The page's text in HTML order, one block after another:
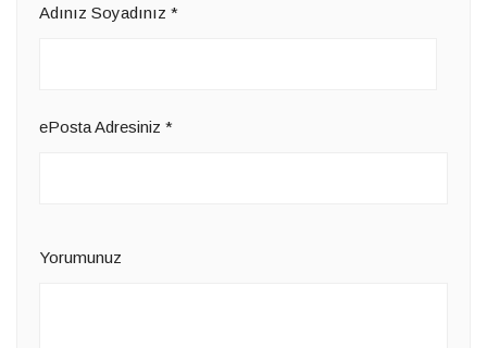
Adınız Soyadınız *
ePosta Adresiniz *
Yorumunuz